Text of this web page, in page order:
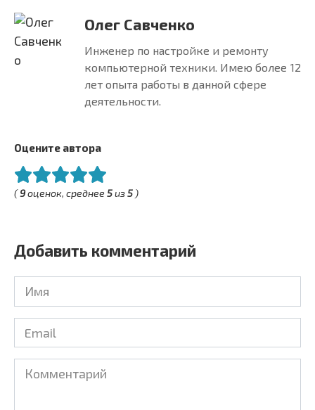
Олег Савченко
Инженер по настройке и ремонту
компьютерной техники. Имею более 12
лет опыта работы в данной сфере
деятельности.
Оцените автора
(9оценок, среднее5из5 )
Добавить комментарий
Имя
*
Email
*
Комментарий